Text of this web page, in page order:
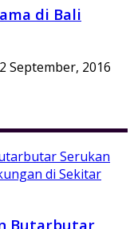
di Bali
Butarbutar